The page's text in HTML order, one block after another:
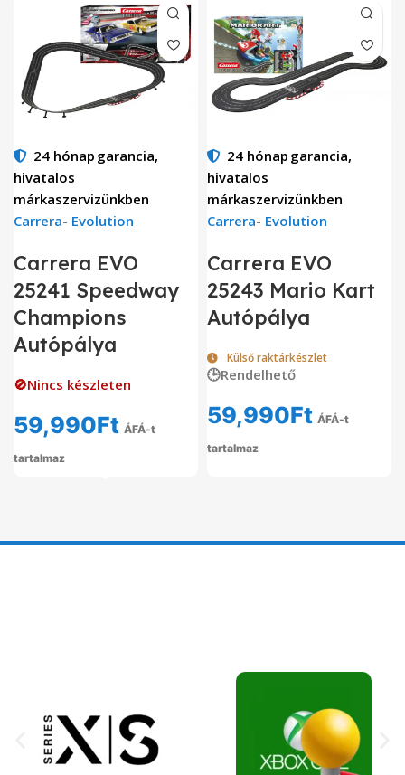
24 hónap garancia,
hivatalos
márkaszervizünkben
Carrera- Evolution
Carrera EVO
25241 Speedway
Champions
Autópálya
🚫Nincs készleten
59,990Ft ÁFÁ-t
tartalmaz
24 hónap garancia,
hivatalos
márkaszervizünkben
Carrera- Evolution
Carrera EVO
25243 Mario Kart
Autópálya
Külső raktárkészlet
🕒Rendelhető
59,990Ft ÁFÁ-t
tartalmaz